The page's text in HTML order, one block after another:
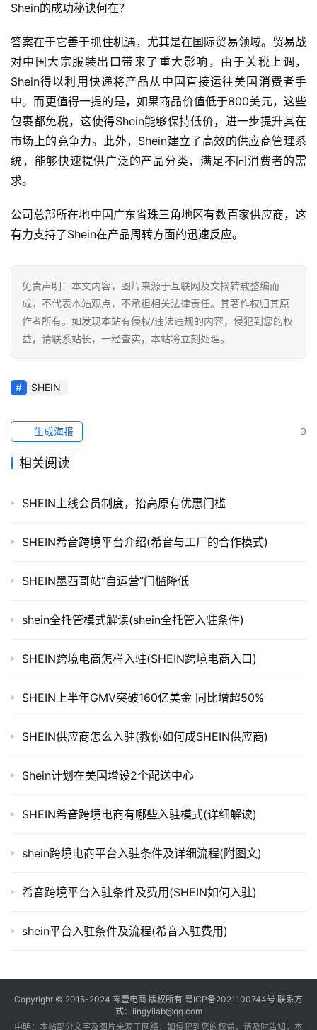
首
页
全
球
开
店
跨
境
科
社
媒
境
导
航
Shein的成功秘诀何在？
答案在于它善于抓住机遇，尤其是在国际贸易领域。贸易战
对中国大宗服装出口带来了重大影响，由于关税上调，
Shein得以利用快递将产品从中国直接运往美国消费者手
中。而更值得一提的是，如果商品价值低于800美元，这些
包裹都免税，这使得Shein能够保持低价，进一步提升其在
市场上的竞争力。此外，Shein建立了高效的供应商管理系
统，能够快速提供广泛的产品分类，满足不同消费者的需
求。
公司总部所在地中国广东省珠三角地区有数百家供应商，这
有力支持了Shein在产品周转方面的迅速反应。
免责声明：本文内容，图片来源于互联网及文摘转载整编而
成，不代表本站观点，不承担相关法律责任。其著作权归其原
作者所有。如发现本站有侵权/违法违规的内容，侵犯到您的权
益，请联系站长，一经查实，本站将立刻处理。
SHEIN
0
生成海报
相关阅读
SHEIN上线会员制度，抬高原有优惠门槛
SHEIN希音跨境平台介绍(希音与工厂的合作模式)
SHEIN墨西哥站“自运营”门槛降低
shein全托管模式解读(shein全托管入驻条件)
SHEIN跨境电商怎样入驻(SHEIN跨境电商入口)
SHEIN上半年GMV突破160亿美金 同比增超50%
SHEIN供应商怎么入驻(教你如何成SHEIN供应商)
Shein计划在美国增设2个配送中心
SHEIN希音跨境电商有哪些入驻模式(详细解读)
shein跨境电商平台入驻条件及详细流程(附图文)
希音跨境平台入驻条件及费用(SHEIN如何入驻)
shein平台入驻条件及流程(希音入驻费用)
Copyright © 2015-2024 零壹电商 版权所有 粤ICP备2021100744号 联系方
式：lingyilab@qq.com
申明：本站部分文字及图片来源于网络，如侵犯到您的权益，请及时告知，本